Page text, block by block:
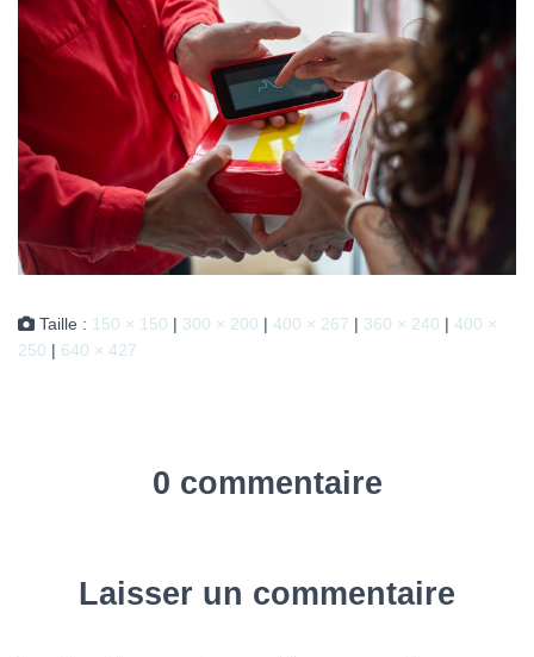
Taille : 150 × 150 | 300 × 200 | 400 × 267 | 360 × 240 | 400 ×
250 | 640 × 427
0 commentaire
Laisser un commentaire